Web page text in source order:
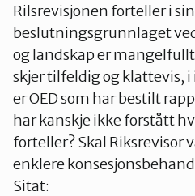
Rilsrevisjonen forteller i
beslutningsgrunnlaget
og landskap er
skjer tilfeldig og klattevis,
er OED som har bestilt
har kanskje ikke forstått
forteller? Skal Riksrevisor
enklere
Sitat: